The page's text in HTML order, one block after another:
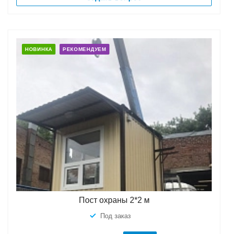
НОВИНКА РЕКОМЕНДУЕМ
Пост охраны 2*2 м
Под заказ